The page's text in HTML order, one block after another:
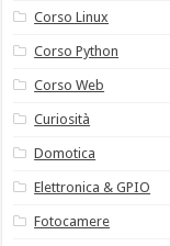
Corso Linux
Corso Python
Corso Web
Curiosità
Domotica
Elettronica & GPIO
Fotocamere